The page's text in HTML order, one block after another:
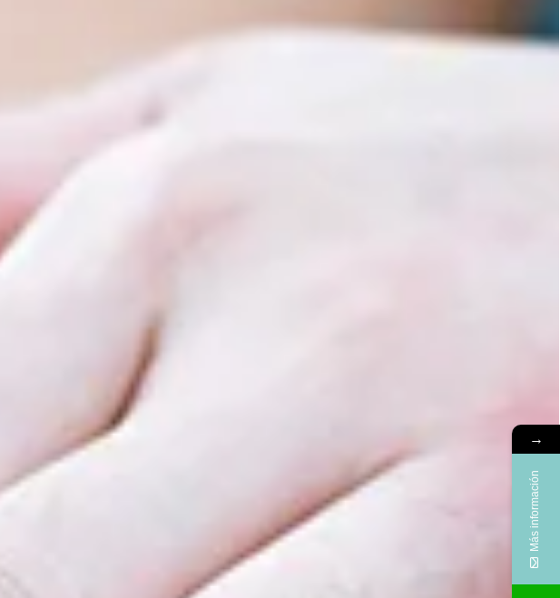
→
Más información